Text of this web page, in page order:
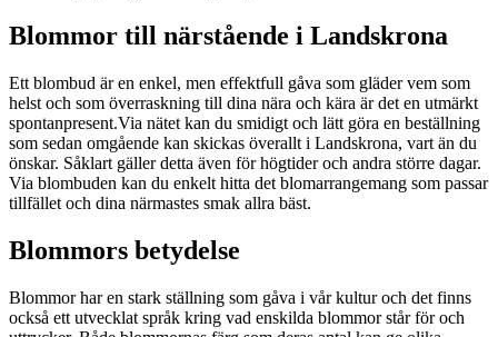
Blommor till närstående i Landskrona
Ett blombud är en enkel, men effektfull gåva som gläder vem som
helst och som överraskning till dina nära och kära är det en utmärkt
spontanpresent.Via nätet kan du smidigt och lätt göra en beställning
som sedan omgående kan skickas överallt i Landskrona, vart än du
önskar. Såklart gäller detta även för högtider och andra större dagar.
Via blombuden kan du enkelt hitta det blomarrangemang som passar
tillfället och dina närmastes smak allra bäst.
Blommors betydelse
Blommor har en stark ställning som gåva i vår kultur och det finns
också ett utvecklat språk kring vad enskilda blommor står för och